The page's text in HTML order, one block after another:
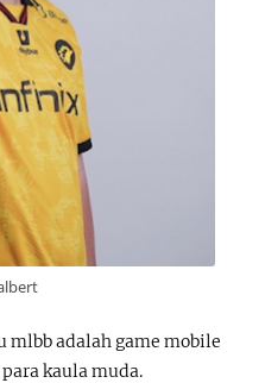
mlbb adalah game mobile
kaula muda.